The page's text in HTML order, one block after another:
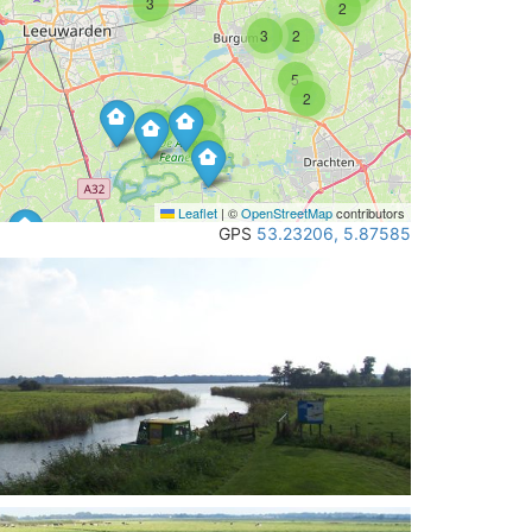
2
2
2
5
2
3
3
2
4
Leaflet | ©OpenStreetMapcontributors
GPS 53.23206, 5.87585